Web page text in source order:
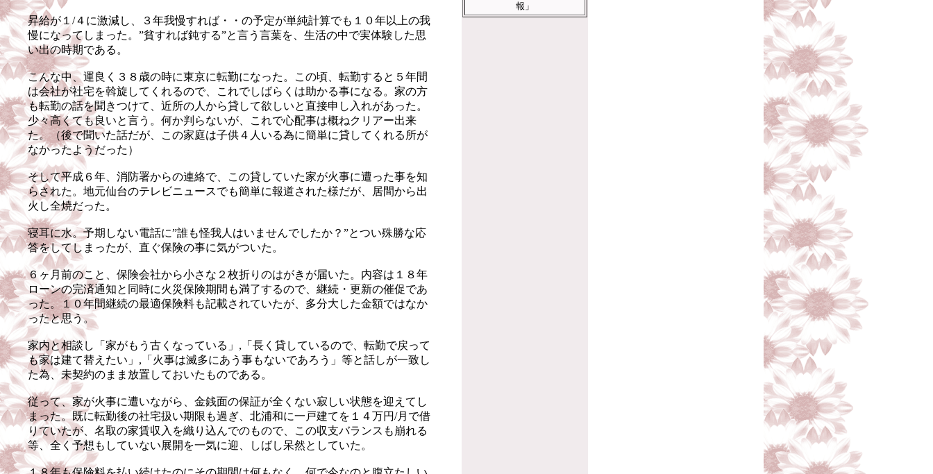
昇給が１/４に激減し、３年我慢すれば・・の予定が単純計算でも１０年以上の我
慢になってしまった。”貧すれば鈍する”と言う言葉を、生活の中で実体験した思
い出の時期である。
こんな中、運良く３８歳の時に東京に転勤になった。この頃、転勤すると５年間
は会社が社宅を斡旋してくれるので、これでしばらくは助かる事になる。家の方
も転勤の話を聞きつけて、近所の人から貸して欲しいと直接申し入れがあった。
少々高くても良いと言う。何か判らないが、これで心配事は概ねクリアー出来
た。（後で聞いた話だが、この家庭は子供４人いる為に簡単に貸してくれる所が
なかったようだった）
そして平成６年、消防署からの連絡で、この貸していた家が火事に遭った事を知
らされた。地元仙台のテレビニュースでも簡単に報道された様だが、居間から出
火し全焼だった。
寝耳に水。予期しない電話に”誰も怪我人はいませんでしたか？”とつい殊勝な応
答をしてしまったが、直ぐ保険の事に気がついた。
６ヶ月前のこと、保険会社から小さな２枚折りのはがきが届いた。内容は１８年
ローンの完済通知と同時に火災保険期間も満了するので、継続・更新の催促であ
った。１０年間継続の最適保険料も記載されていたが、多分大した金額ではなか
ったと思う。
家内と相談し「家がもう古くなっている」,「長く貸しているので、転勤で戻って
も家は建て替えたい」,「火事は滅多にあう事もないであろう」等と話しが一致し
た為、未契約のまま放置しておいたものである。
従って、家が火事に遭いながら、金銭面の保証が全くない寂しい状態を迎えてし
まった。既に転勤後の社宅扱い期限も過ぎ、北浦和に一戸建てを１４万円/月で借
りていたが、名取の家賃収入を織り込んでのもので、この収支バランスも崩れる
等、全く予想もしていない展開を一気に迎、しばし呆然としていた。
報」